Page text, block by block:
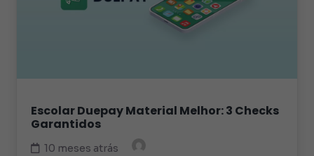
Escolar Duepay Material Melhor: 3 Checks
Garantidos
10 meses atrás